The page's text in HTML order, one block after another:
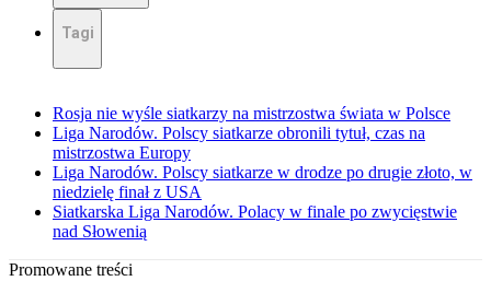
Tagi
Rosja nie wyśle siatkarzy na mistrzostwa świata w Polsce
Liga Narodów. Polscy siatkarze obronili tytuł, czas na
mistrzostwa Europy
Liga Narodów. Polscy siatkarze w drodze po drugie złoto, w
niedzielę finał z USA
Siatkarska Liga Narodów. Polacy w finale po zwycięstwie
nad Słowenią
Promowane treści